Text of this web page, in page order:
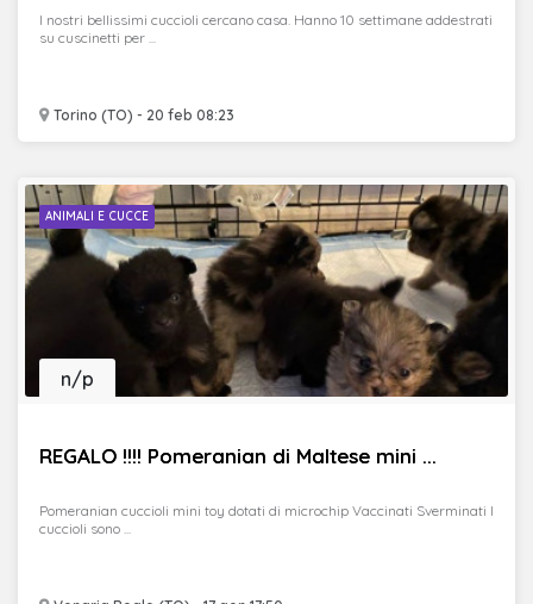
Torino (TO) - 20 feb 08:23
I nostri bellissimi cuccioli cercano casa. Hanno 10 settimane addestrati
su cuscinetti per ...
ANIMALI E CUCCE
REGALO !!!! Pomeranian di Maltese mini ...
n/p
Pomeranian cuccioli mini toy dotati di microchip Vaccinati Sverminati I
cuccioli sono ...